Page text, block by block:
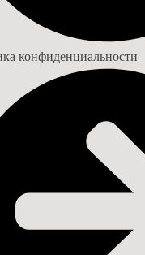
конфиденциальности